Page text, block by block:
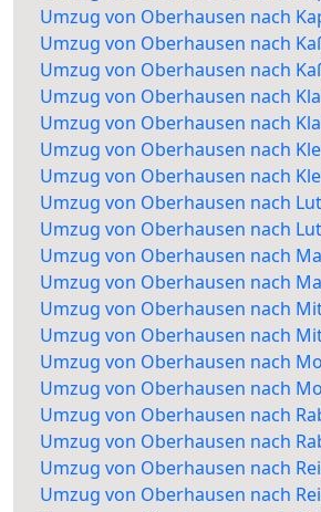
Umzug von Oberhausen nach
Umzug von Oberhausen nach
Umzug von Oberhausen nach
Umzug von Oberhausen nach
Umzug von Oberhausen nach
Umzug von Oberhausen nach
Umzug von Oberhausen nach
Umzug von Oberhausen nach
Umzug von Oberhausen nach
Umzug von Oberhausen nach
Umzug von Oberhausen nach
Umzug von Oberhausen nach
Umzug von Oberhausen nach
Umzug von Oberhausen nach
Umzug von Oberhausen nach
Umzug von Oberhausen nach
Umzug von Oberhausen nach
Umzug von Oberhausen nach
Umzug von Oberhausen nach